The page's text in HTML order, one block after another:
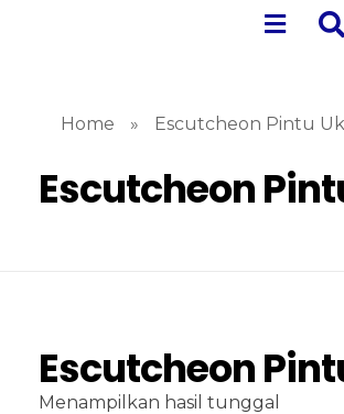
Home » Escutcheon Pintu
Escutcheon
Escutcheon
Menampilkan hasil tunggal